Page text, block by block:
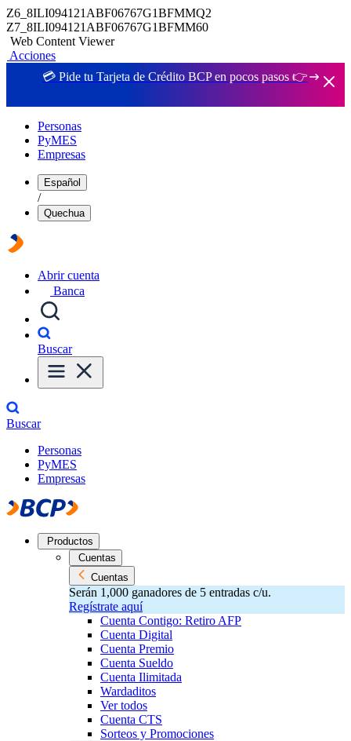
Z6_8ILI094121ABF06767G1BFMMQ2
Z7_8ILI094121ABF06767G1BFMM60
Web Content Viewer
Acciones
💳 Pide tu Tarjeta de Crédito BCP en pocos pasos 👉
Personas
PyMES
Empresas
Español
/
Quechua
Abrir cuenta
Banca
Buscar
Buscar
Personas
PyMES
Empresas
Productos
Cuentas
Cuentas
Serán 1,000 ganadores de 5 entradas c/u.
Regístrate aquí
Cuenta Contigo: Retiro AFP
Cuenta Digital
Cuenta Premio
Cuenta Sueldo
Cuenta Ilimitada
Wardaditos
Ver todos
Cuenta CTS
Sorteos y Promociones